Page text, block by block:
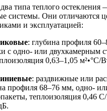
типа теплого
системы. Они отличаются
и эксплуатацией:
: глубина профиля
с одно- или двухкамерным
0,63–1,05 м²•°С/
: раздвижные или
профиля 68–76 мм, одно-
теплоизоляция 0,46